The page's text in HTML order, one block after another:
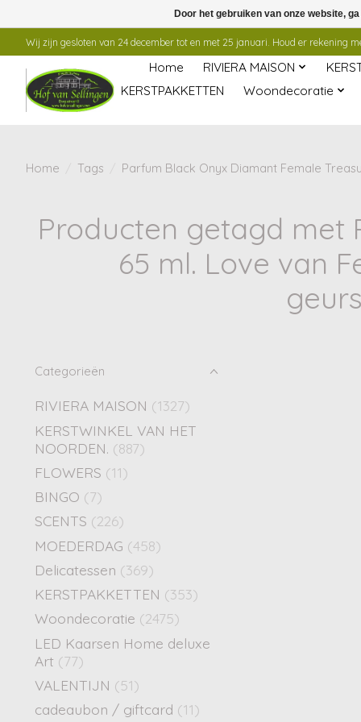
Wij zijn gesloten van 24 december tot en met 25 januari. Houd er rekening
Home RIVIERA MAISON
KERSTPAKKETTEN
Woondecoratie
Home Tags Parfum Black Onyx Diamant Female
Producten getagd met
65 ml. Love van
Categorieën
RIVIERA MAISON (1327)
KERSTWINKEL VAN HET
NOORDEN. (887)
FLOWERS (11)
BINGO (7)
SCENTS (226)
MOEDERDAG (458)
Delicatessen (369)
KERSTPAKKETTEN (353)
Woondecoratie (2475)
LED Kaarsen Home deluxe
Art (77)
VALENTIJN (51)
cadeaubon / giftcard (11)
Door het gebruiken van onze website,